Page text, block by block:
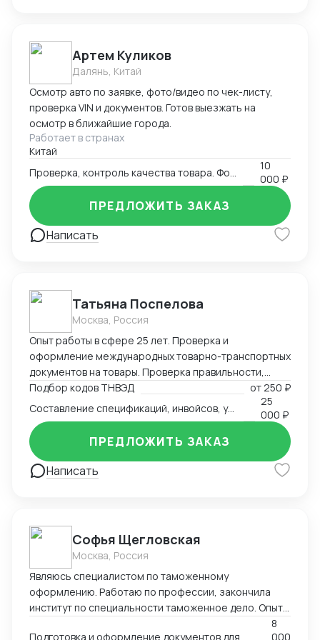
Артем Куликов
Далянь, Китай
Осмотр авто по заявке, фото/видео по чек-листу,
проверка VIN и документов. Готов выезжать на
осмотр в ближайшие города.
Работает в странах
Китай
10
000 ₽
Написать
ПРЕДЛОЖИТЬ ЗАКАЗ
Татьяна Поспелова
Москва, Россия
Опыт работы в сфере 25 лет. Проверка и
оформление международных товарно-транспортных
документов на товары. Проверка правильности,
полноты заполнения и комплектности перевозочных
и сопроводительных документов. Определение кода
товара (ТНВЭД). Выбор метода определения
таможенной стоимости и её расчёт в соответствии с
избранным методом. Определение мер тарифного и
нетарифного регулирования (помощь в получение
СС, ДС). Расчет таможенных платежей.
Подбор кодов ТНВЭД от250 ₽
Составление спецификаций, инвойсов, упаковочных листов
25
000 ₽
Написать
ПРЕДЛОЖИТЬ ЗАКАЗ
Софья Щегловская
Москва, Россия
Являюсь специалистом по таможенному
оформлению. Работаю по профессии, закончила
институт по специальности таможенное дело. Опыт
работы в двух крупных логистических компаниях, DSV
Подготовка и оформление документов для декларирования товаров; Консультация по процедурам
8
000